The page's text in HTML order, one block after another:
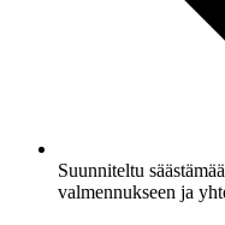
Suunniteltu
valmennukseen ja